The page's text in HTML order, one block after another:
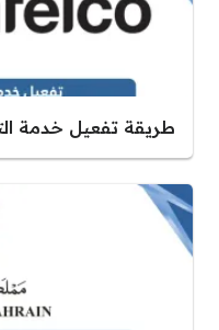
طريقة تفعيل خدمة